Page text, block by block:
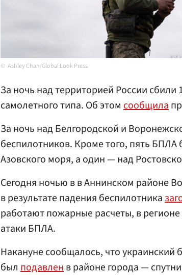
Ashley Chan/Global Look Press
За ночь над территорией России сбили
самолетного типа. Об этом сообщила
За ночь над Белгородской и
беспилотников. Кроме того, пять
Азовского моря, а один — над
Сегодня ночью в в Аннинском районе
в результате падения беспилотника
работают пожарные расчеты, в
атаки БПЛА.
Накануне сообщалось, что украинский
был подавленв районе города —